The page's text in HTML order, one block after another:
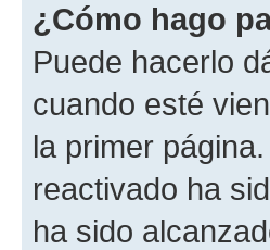
¿Cómo hago
Puede hacerlo
cuando esté
la primer
reactivado ha
ha sido